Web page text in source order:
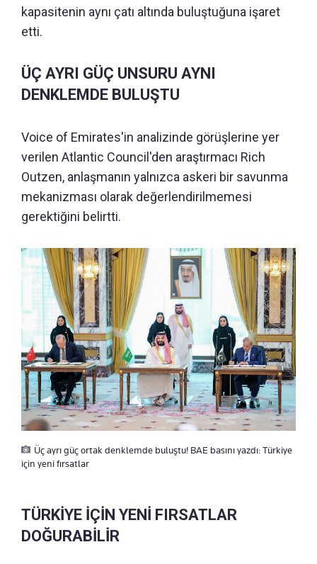
kapasitenin aynı çatı altında buluştuğuna işaret
etti.
ÜÇ AYRI GÜÇ UNSURU AYNI
DENKLEMDE BULUŞTU
Voice of Emirates'in analizinde görüşlerine yer
verilen Atlantic Council'den araştırmacı Rich
Outzen, anlaşmanın yalnızca askeri bir savunma
mekanizması olarak değerlendirilmemesi
gerektiğini belirtti.
Üç ayrı güç ortak denklemde buluştu! BAE basını yazdı: Türkiye
için yeni fırsatlar
TÜRKİYE İÇİN YENİ FIRSATLAR
DOĞURABİLİR